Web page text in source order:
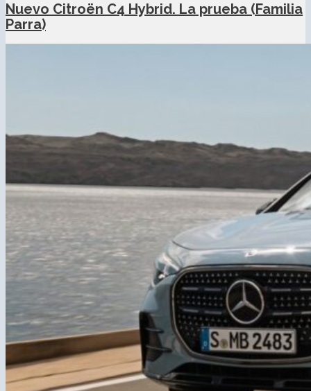
Nuevo Citroën C4 Hybrid. La prueba (Familia
Parra)